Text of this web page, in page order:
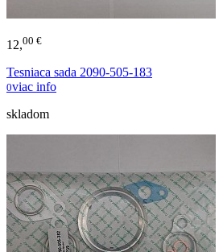
12,00 €
Tesniaca sada 2090-505-183
0viac info
skladom